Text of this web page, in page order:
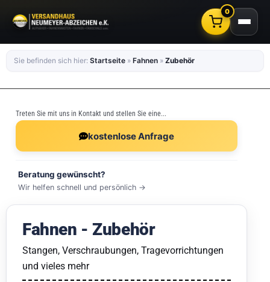
0
Sie befinden sich hier: Startseite » Fahnen » Zubehör
Treten Sie mit uns in Kontakt und stellen Sie eine...
kostenlose Anfrage
Beratung gewünscht?
Wir helfen schnell und persönlich →
Fahnen - Zubehör
Stangen, Verschraubungen, Tragevorrichtungen
und vieles mehr